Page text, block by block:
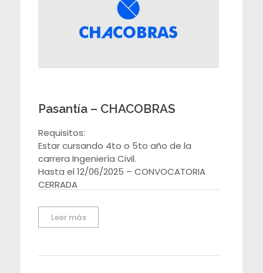
Pasantía – CHACOBRAS
Requisitos:
Estar cursando 4to o 5to año de la
carrera Ingeniería Civil.
Hasta el 12/06/2025 – CONVOCATORIA
CERRADA
Leer más